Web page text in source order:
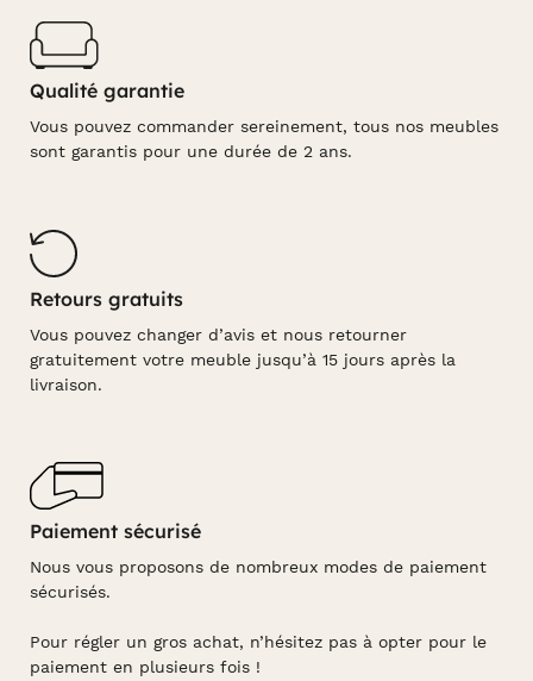
Qualité garantie
Vous pouvez commander sereinement, tous nos meubles
sont garantis pour une durée de 2 ans.
Retours gratuits
Vous pouvez changer d’avis et nous retourner
gratuitement votre meuble jusqu’à 15 jours après la
livraison.
Paiement sécurisé
Nous vous proposons de nombreux modes de paiement
sécurisés.
Pour régler un gros achat, n’hésitez pas à opter pour le
paiement en plusieurs fois !